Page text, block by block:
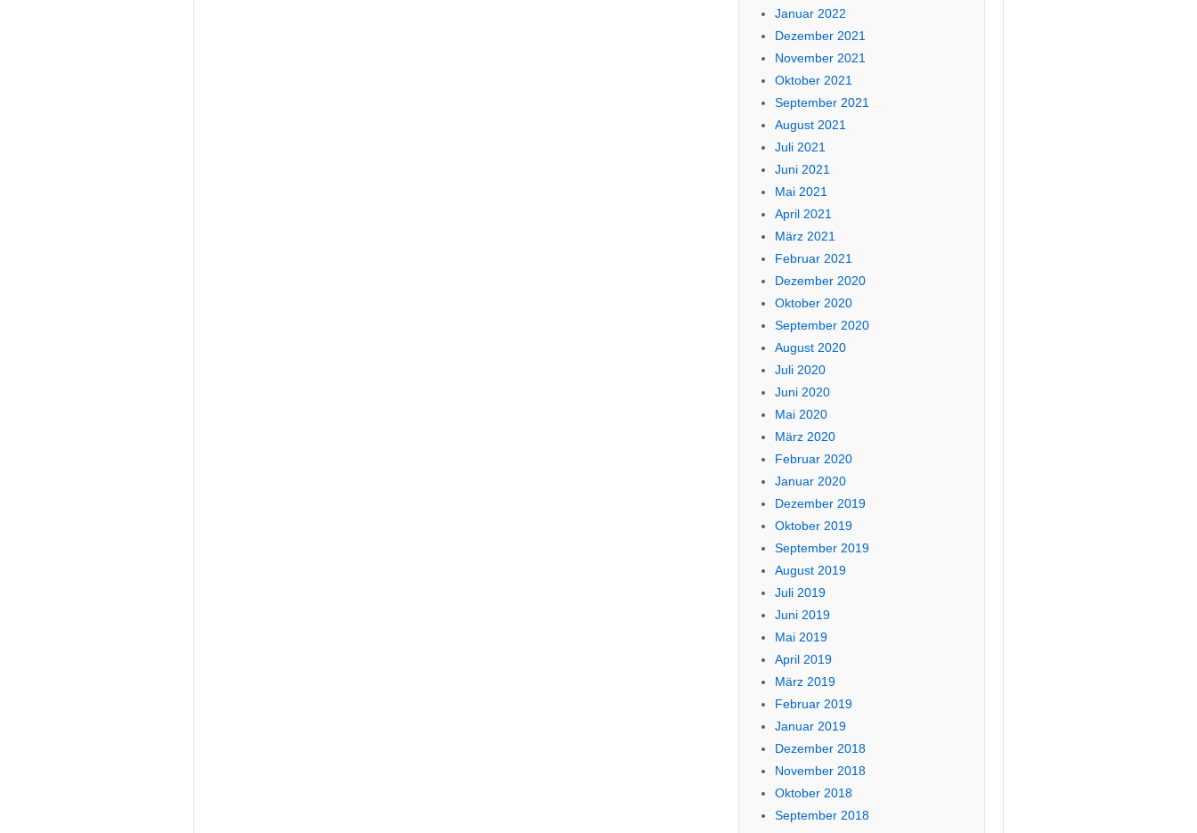
Januar 2022
Dezember 2021
November 2021
Oktober 2021
September 2021
August 2021
Juli 2021
Juni 2021
Mai 2021
April 2021
März 2021
Februar 2021
Dezember 2020
Oktober 2020
September 2020
August 2020
Juli 2020
Juni 2020
Mai 2020
März 2020
Februar 2020
Januar 2020
Dezember 2019
Oktober 2019
September 2019
August 2019
Juli 2019
Juni 2019
Mai 2019
April 2019
März 2019
Februar 2019
Januar 2019
Dezember 2018
November 2018
Oktober 2018
September 2018